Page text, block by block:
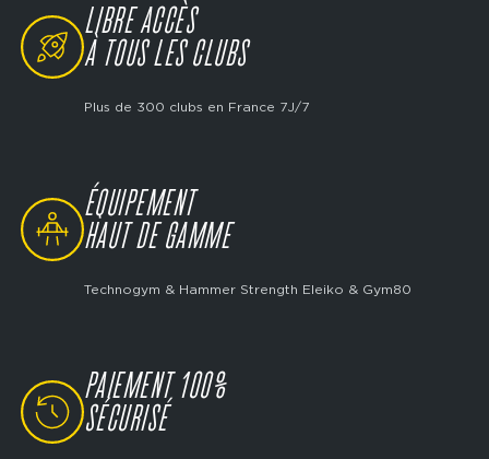
SVG
LIBRE ACCÈS
À TOUS LES CLUBS
Plus de 300 clubs en France 7J/7
SVG
ÉQUIPEMENT
HAUT DE GAMME
Technogym & Hammer Strength Eleiko & Gym80
SVG
PAIEMENT 100%
SÉCURISÉ